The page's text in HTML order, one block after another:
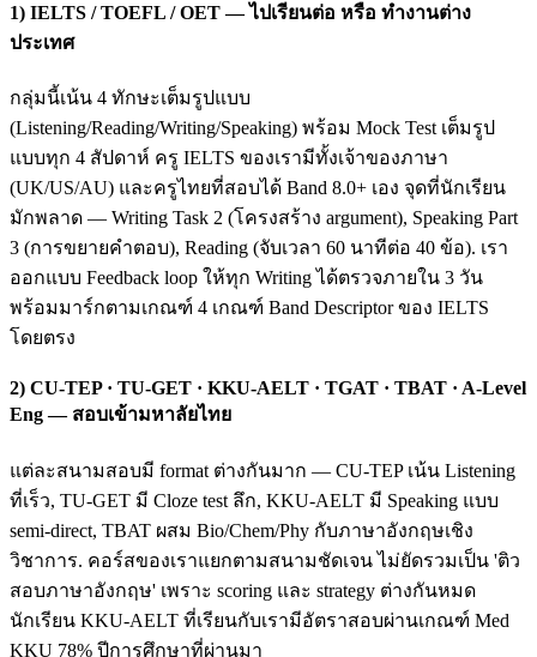
1) IELTS / TOEFL / OET — ไปเรียนต่อ หรือ ทำงานต่าง
ประเทศ
กลุ่มนี้เน้น 4 ทักษะเต็มรูปแบบ
(Listening/Reading/Writing/Speaking) พร้อม Mock Test เต็มรูป
แบบทุก 4 สัปดาห์ ครู IELTS ของเรามีทั้งเจ้าของภาษา
(UK/US/AU) และครูไทยที่สอบได้ Band 8.0+ เอง จุดที่นักเรียน
มักพลาด — Writing Task 2 (โครงสร้าง argument), Speaking Part
3 (การขยายคำตอบ), Reading (จับเวลา 60 นาทีต่อ 40 ข้อ). เรา
ออกแบบ Feedback loop ให้ทุก Writing ได้ตรวจภายใน 3 วัน
พร้อมมาร์กตามเกณฑ์ 4 เกณฑ์ Band Descriptor ของ IELTS
โดยตรง
2) CU-TEP · TU-GET · KKU-AELT · TGAT · TBAT · A-Level
Eng — สอบเข้ามหาลัยไทย
แต่ละสนามสอบมี format ต่างกันมาก — CU-TEP เน้น Listening
ที่เร็ว, TU-GET มี Cloze test ลึก, KKU-AELT มี Speaking แบบ
semi-direct, TBAT ผสม Bio/Chem/Phy กับภาษาอังกฤษเชิง
วิชาการ. คอร์สของเราแยกตามสนามชัดเจน ไม่ยัดรวมเป็น 'ติว
สอบภาษาอังกฤษ' เพราะ scoring และ strategy ต่างกันหมด
นักเรียน KKU-AELT ที่เรียนกับเรามีอัตราสอบผ่านเกณฑ์ Med
KKU 78% ปีการศึกษาที่ผ่านมา